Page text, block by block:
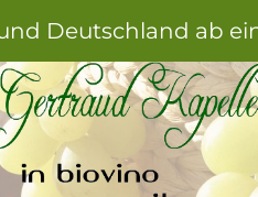
Deutschland ab